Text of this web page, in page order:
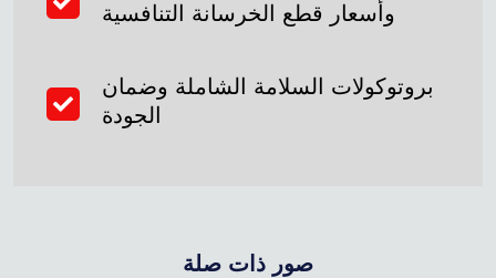
وأسعار قطع الخرسانة التنافسية
بروتوكولات السلامة الشاملة وضمان
الجودة
صور ذات صلة